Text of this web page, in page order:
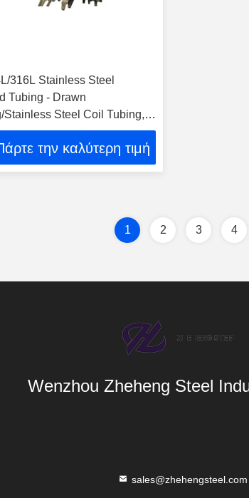
316L Stainless Steel
Tubing - Drawn
Stainless Steel Coil Tubing,
& Welded Coil Tubing
την καλύτερη τιμή
1 2 3 4
Wenzhou Zheheng Steel
sales@zhehengsteel.com